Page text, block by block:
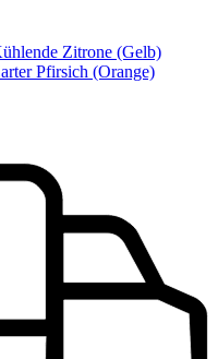
Zitrone (Gelb)
Pfirsich (Orange)